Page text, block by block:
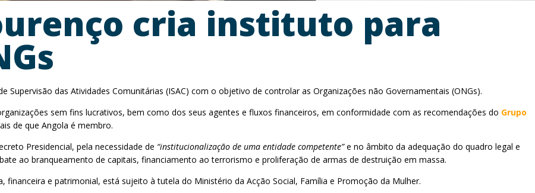
cria instituto para
Supervisão das Atividades Comunitárias (ISAC) com o objetivo de controlar as Organizações não Governamentais (ONGs).
sem fins lucrativos, bem como dos seus agentes e fluxos financeiros, em conformidade com as recomendações do Grupo
de que Angola é membro.
Presidencial, pela necessidade de “institucionalização de uma entidade competente”e no âmbito da adequação do quadro legal e
ao branqueamento de capitais, financiamento ao terrorismo e proliferação de armas de destruição em massa.
financeira e patrimonial, está sujeito à tutela do Ministério da Acção Social, Família e Promoção da Mulher.